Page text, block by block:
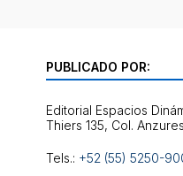
PUBLICADO POR:
Editorial Espacios
Tels.: +52 (55) 5250-